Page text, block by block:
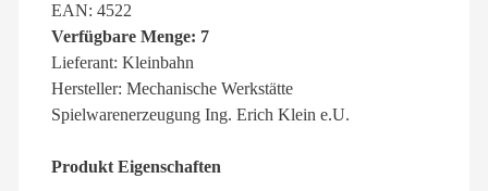
EAN: 4522
Verfügbare Menge: 7
Lieferant: Kleinbahn
Hersteller: Mechanische Werkstätte
Spielwarenerzeugung Ing. Erich Klein e.U.
Produkt Eigenschaften